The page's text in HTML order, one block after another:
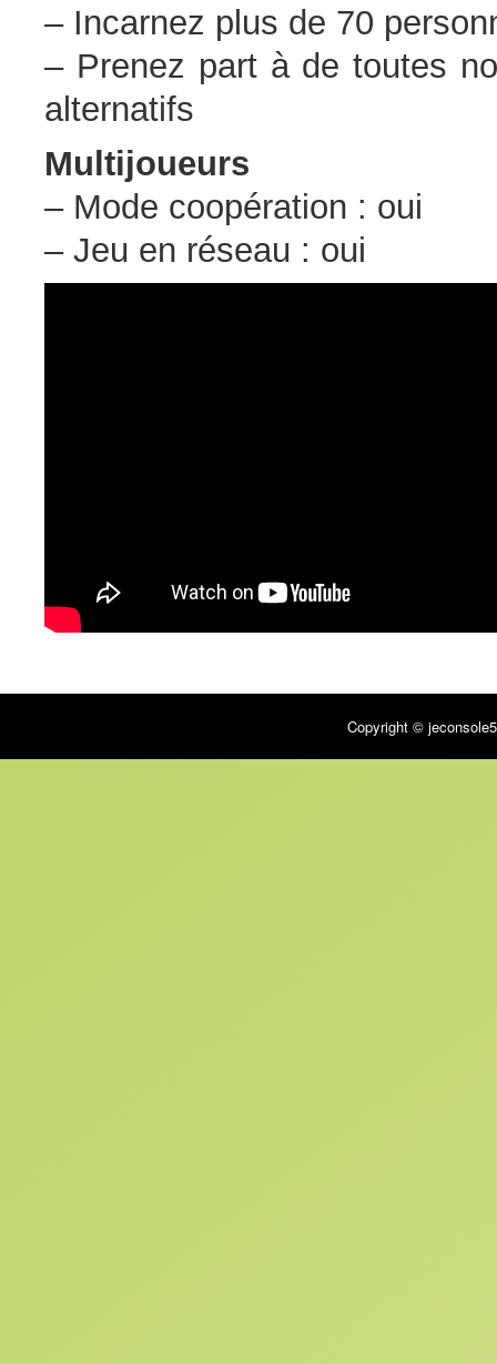
– Incarnez plus de 70
– Prenez part à de toutes
alternatifs
Multijoueurs
– Mode coopération : oui
– Jeu en réseau : oui
Copyright ©